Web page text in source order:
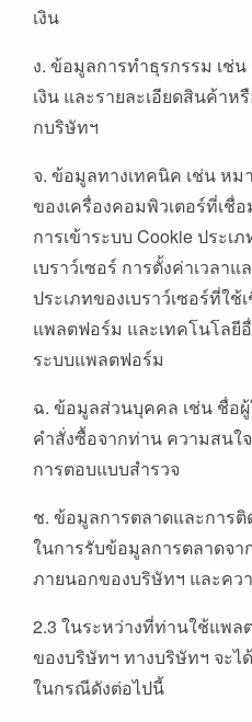
เงิน
ง. ข้อมูลการทำธุรกรรม เช่น
เงิน และรายละเอียดสินค้า
กบริษัทฯ
จ. ข้อมูลทางเทคนิค เช่น ห
ของเครื่องคอมพิวเตอร์ที่เชื่
การเข้าระบบ Cookie ประเ
เบราว์เซอร์ การตั้งค่าเวลา
ประเภทของเบราว์เซอร์ที่ใ
แพลตฟอร์ม และเทคโนโล
ระบบแพลตฟอร์ม
ฉ. ข้อมูลส่วนบุคคล เช่น ชื่อ
คำสั่งซื้อจากท่าน ความสนใ
การตอบแบบสำรวจ
ช. ข้อมูลการตลาดและการ
ในการรับข้อมูลการตลาดจ
ภายนอกของบริษัทฯ และคว
2.3 ในระหว่างที่ท่านใช้แพล
ของบริษัทฯ ทางบริษัทฯ จะ
ในกรณีดังต่อไปนี้